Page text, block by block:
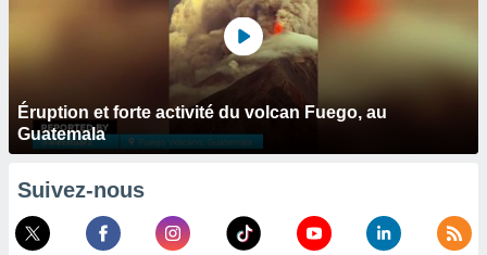
Éruption et forte activité du volcan Fuego, au
Guatemala
Suivez-nous